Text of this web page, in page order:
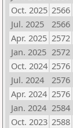
Oct. 2025 2566
Jul. 2025
2566
Apr. 2025 2572
Jan. 2025 2572
Oct. 2024 2576
Jul. 2024
2576
Apr. 2024 2576
Jan. 2024 2584
Oct. 2023 2588